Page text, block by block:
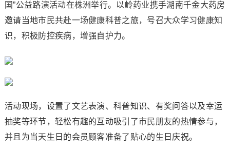
国”公益路演活动在株洲举行。以岭药业携手湖南千金大药房
邀请当地市民共赴一场健康科普之旅，号召大众学习健康知
识，积极防控疾病，增强自护力。
活动现场，设置了文艺表演、科普知识、有奖问答以及幸运
抽奖等环节，轻松有趣的互动吸引了市民朋友的热情参与，
并且为当天生日的会员顾客准备了贴心的生日庆祝。